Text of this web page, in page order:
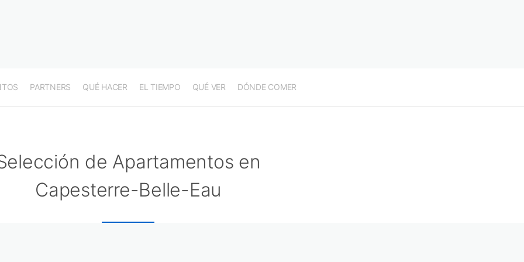
PARTNERS QUÉ HACER EL TIEMPO QUÉ VER DÓNDE COMER
de Apartamentos en
Capesterre-Belle-Eau